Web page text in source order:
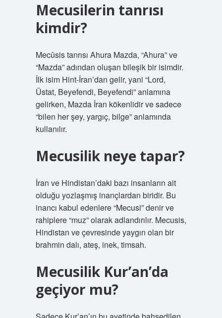
Mecusilerin tanrısı
kimdir?
Mecûsis tanrısı Ahura Mazda, “Ahura” ve
“Mazda” adından oluşan bileşik bir isimdir.
İlk isim Hint-İran’dan gelir, yani “Lord,
Üstat, Beyefendi, Beyefendi” anlamına
gelirken, Mazda İran kökenlidir ve sadece
“bilen her şey, yargıç, bilge” anlamında
kullanılır.
Mecusilik neye tapar?
İran ve Hindistan’daki bazı insanların ait
olduğu yozlaşmış inançlardan biridir. Bu
inancı kabul edenlere “Mecusi” denir ve
rahiplere “muz” olarak adlandırılır. Mecusis,
Hindistan ve çevresinde yaygın olan bir
brahmin dalı, ateş, inek, timsah.
Mecusilik Kur’an’da
geçiyor mu?